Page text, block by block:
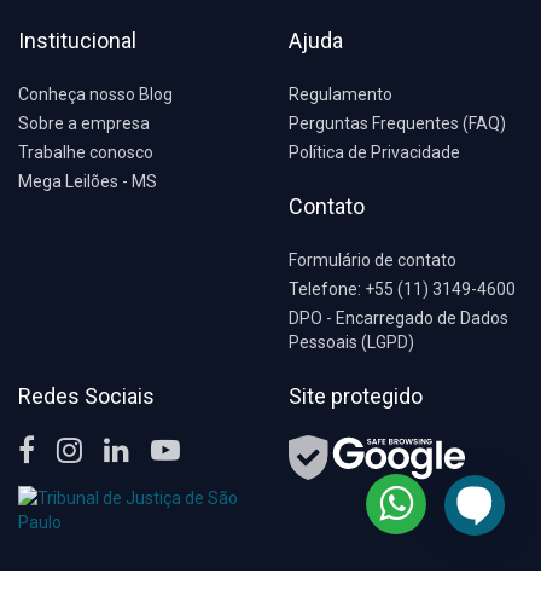
Institucional
Conheça nosso Blog
Sobre a empresa
Trabalhe conosco
Mega Leilões - MS
Ajuda
Regulamento
Perguntas Frequentes (FAQ)
Política de Privacidade
Contato
Formulário de contato
Telefone: +55 (11) 3149-4600
DPO - Encarregado de Dados
Pessoais (LGPD)
Redes Sociais Site protegido